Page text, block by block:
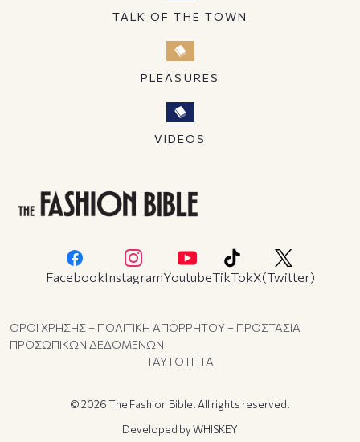
TALK OF THE TOWN
PLEASURES
VIDEOS
FacebookInstagramYoutubeTikTokX(Twitter)
ΟΡΟΙ ΧΡΗΣΗΣ – ΠΟΛΙΤΙΚΗ ΑΠΟΡΡΗΤΟΥ – ΠΡΟΣΤΑΣΙΑ
ΠΡΟΣΩΠΙΚΩΝ ΔΕΔΟΜΕΝΩΝ
ΤΑΥΤΟΤΗΤΑ
© 2026 The Fashion Bible. All rights reserved.
Developed byWHISKEY